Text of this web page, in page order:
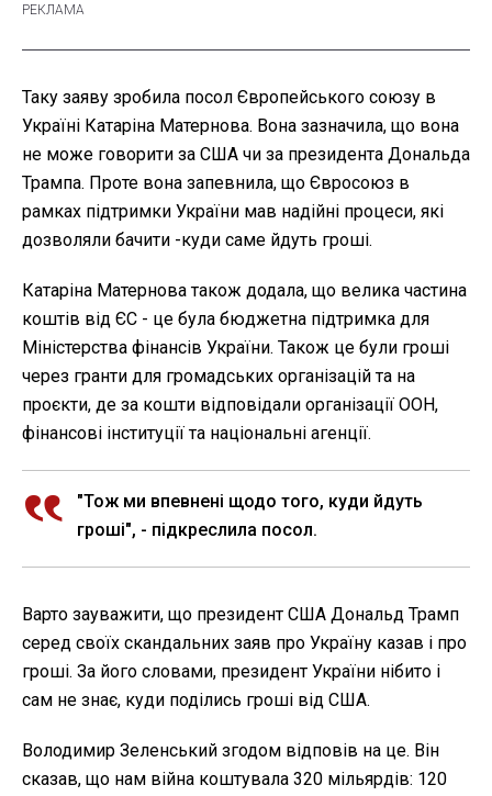
Таку заяву зробила посол Європейського союзу в
Україні Катаріна Матернова. Вона зазначила, що вона
не може говорити за США чи за президента Дональда
Трампа. Проте вона запевнила, що Євросоюз в
рамках підтримки України мав надійні процеси, які
дозволяли бачити -куди саме йдуть гроші.
Катаріна Матернова також додала, що велика частина
коштів від ЄС - це була бюджетна підтримка для
Міністерства фінансів України. Також це були гроші
через гранти для громадських організацій та на
проєкти, де за кошти відповідали організації ООН,
фінансові інституції та національні агенції.
"Тож ми впевнені щодо того, куди йдуть
гроші", - підкреслила посол.
Варто зауважити, що президент США Дональд Трамп
серед своїх скандальних заяв про Україну казав і про
гроші. За його словами, президент України нібито і
сам не знає, куди поділись гроші від США.
Володимир Зеленський згодом відповів на це. Він
сказав, що нам війна коштувала 320 мільярдів: 120